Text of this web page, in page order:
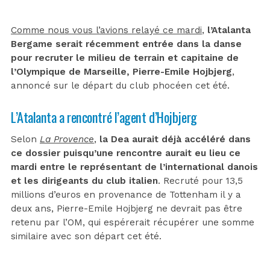
Comme nous vous l’avions relayé ce mardi, l’Atalanta
Bergame serait récemment entrée dans la danse
pour recruter le milieu de terrain et capitaine de
l’Olympique de Marseille, Pierre-Emile Hojbjerg,
annoncé sur le départ du club phocéen cet été.
L’Atalanta a rencontré l’agent d’Hojbjerg
Selon La Provence, la Dea aurait déjà accéléré dans
ce dossier puisqu’une rencontre aurait eu lieu ce
mardi entre le représentant de l’international danois
et les dirigeants du club italien. Recruté pour 13,5
millions d’euros en provenance de Tottenham il y a
deux ans, Pierre-Emile Hojbjerg ne devrait pas être
retenu par l’OM, qui espérerait récupérer une somme
similaire avec son départ cet été.